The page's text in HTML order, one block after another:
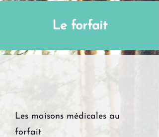
Le forfait
Les maisons médicales au
forfait